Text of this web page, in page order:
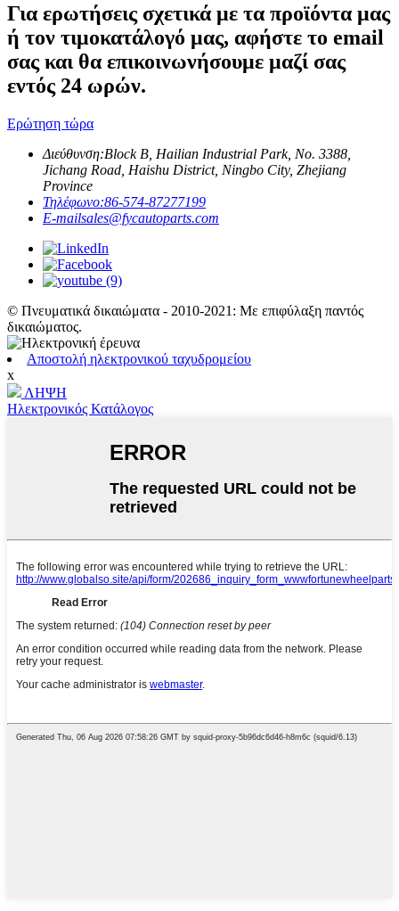
Για ερωτήσεις σχετικά με τα προϊόντα μας
ή τον τιμοκατάλογό μας, αφήστε το email
σας και θα επικοινωνήσουμε μαζί σας
εντός 24 ωρών.
Ερώτηση τώρα
Διεύθυνση:Block B, Hailian Industrial Park, No. 3388,
Jichang Road, Haishu District, Ningbo City, Zhejiang
Province
Τηλέφωνο:86-574-87277199
E-mailsales@fycautoparts.com
© Πνευματικά δικαιώματα - 2010-2021: Με επιφύλαξη παντός
δικαιώματος.
Αποστολή ηλεκτρονικού ταχυδρομείου
x
ΛΗΨΗ
Ηλεκτρονικός Κατάλογος